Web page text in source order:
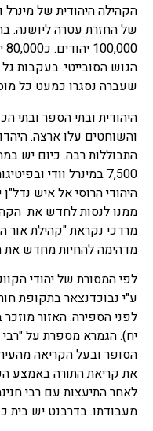
הקהילה היהודית של מינרל
של החזרת עטרה ליושנה.
הגוש הסובייטי. בעקבות גל
שעברה נסגרו כמעט כל
היהודית ובתי הספר ובתי
והשוחטים עלו ארצה.
היהודי הרוסי אל איש נדל"ן
ממנו לנסות לחדש את
מרדכי נקראת "קהילת אור
מדהימה להחיות מחדש את
לפי המסורת של יהודי
ע"י נבוכדנצאר בתקופת
לפני הספירה. האזור מוזכר
יח). הגמרא מספרת על "רבי
הסופר ובעל הקריאה מהעיר
את קריאת התורה באמצע
לאחר התיעצות עם רבי חנינה
מעבודתו. בדרבנט יש בית